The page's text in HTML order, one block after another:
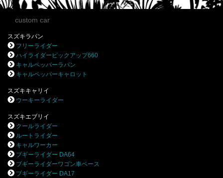
custom car
スズキラパン
フリーライダー
ハイライダーピックアップ660
キャルペッパーラパン
キャルペッパーキャロット
スズキキャリイ
ウーキーライダー
スズキエブリイ
クールライダー
ルートライダー
キャルワーカー
ブギーライダー DA64
ブギーライダーワゴン車ベース
ブギーライダー DA17